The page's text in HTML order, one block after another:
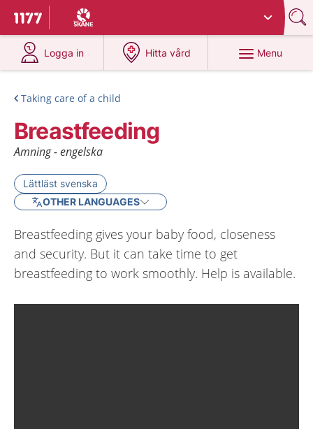
To start page for 1177
Du har valt region
Logga in
at 1177.se
Hitta vård
at 1177.se
Menu
Taking care of a child
Breastfeeding
Amning - engelska
Lättläst svenska
OTHER LANGUAGES
Breastfeeding gives your baby food, closeness
and security. But it can take time to get
breastfeeding to work smoothly. Help is available.